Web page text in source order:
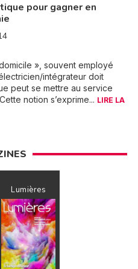
pour gagner en
», souvent employé
intégrateur doit
peut se mettre au service
notion s’exprime... LIRE LA
Lumières